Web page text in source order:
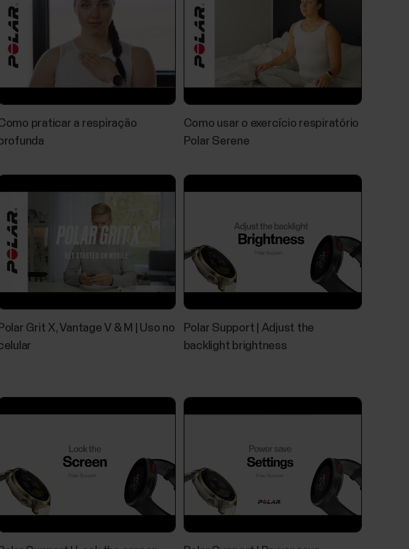
Flow:A sincronização automática não está funcionando em
sua quantidade e quantidade de sono automaticamente e mostra
música e de mídia em seu celular com seu relógio durante as sessões de
do mostrador de hora quando não estiver treinando. Os controles de
para celulares iOS e Android. Para usar os controles de música, o
cardíaca compatíveis...
praticar a respiração
Como usar o exercício respiratório
Polar Serene
Polar Grit X, Vantage V & M | Uso no
Polar Support | Adjust the
backlight brightness